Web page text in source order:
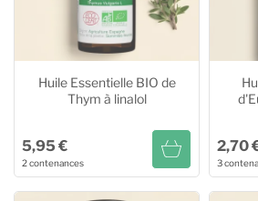
Huile Essentielle BIO de
Thym à linalol
5,95 €
2 contenances
Huile Essentielle BIO de
2,70
3